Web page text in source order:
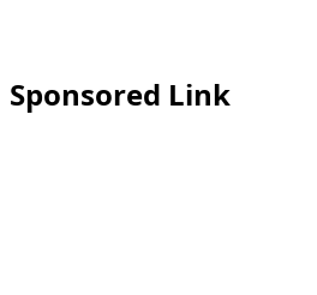
Sponsored Link